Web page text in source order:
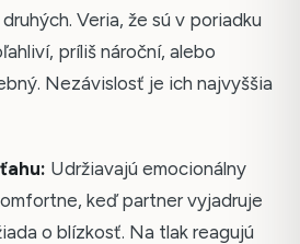
Veria, že sú v poriadku
príliš nároční, alebo
Nezávislosť je ich najvyššia
Udržiavajú emocionálny
keď partner vyjadruje
o blízkosť. Na tlak reagujú